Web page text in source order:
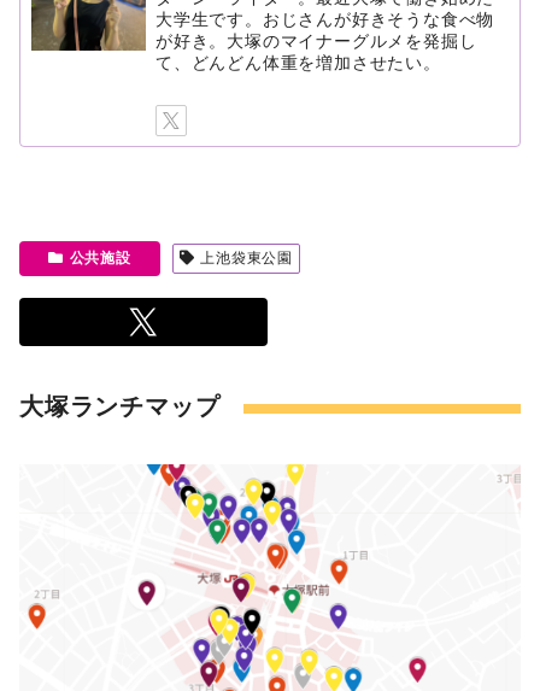
大学生です。おじさんが好きそうな食べ物
が好き。大塚のマイナーグルメを発掘し
て、どんどん体重を増加させたい。
公共施設 上池袋東公園
大塚ランチマップ